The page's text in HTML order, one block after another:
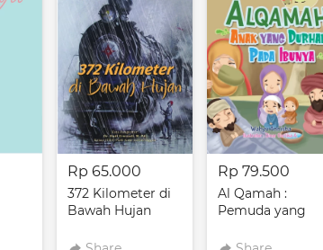
Rp 65.000
372 Kilometer di
Bawah Hujan
Rp 79.500
Al Qamah :
Pemuda yang
Ibunya